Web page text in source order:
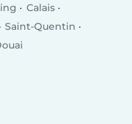
Calais
Saint-Quentin